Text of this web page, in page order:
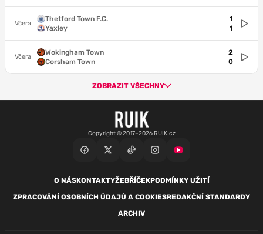
Včera
Thetford Town F.C.
Yaxley
1
1
Včera
Wokingham Town
Corsham Town
2
0
ZOBRAZIT VŠECHNY
Copyright © 2017–2026 RUIK.cz
O NÁSKONTAKTYŽEBŘÍČEKPODMÍNKY UŽITÍ
ZPRACOVÁNÍ OSOBNÍCH ÚDAJŮ A COOKIESREDAKČNÍ STANDARDY
ARCHIV